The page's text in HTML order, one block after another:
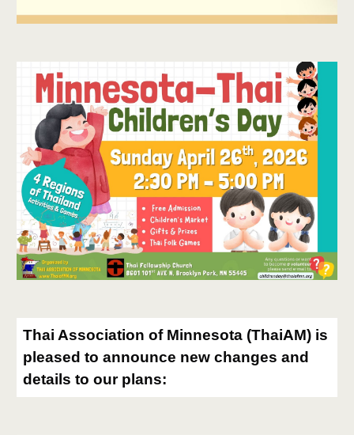
Thai Association of Minnesota (ThaiAM) is
pleased to announce new changes and
details to our plans: